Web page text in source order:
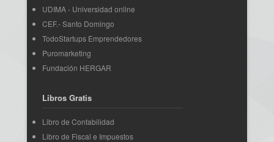
UDIMA - Universidad online
CEF.- Santo Domingo
TodoStartups Emprendedores
Puromarketing
Fundación HERGAR
Libros Gratis
Libro de Contabilidad
Libro de Fiscal e Impuestos